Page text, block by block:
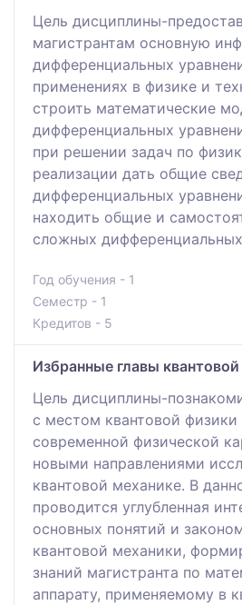
Цель дисциплины-
магистрантам основную
дифференциальных
применениях в физике и
строить математические
дифференциальных
при решении задач по
реализации дать общие
дифференциальных
находить общие и
сложных
Год обучения - 1
Семестр - 1
Кредитов - 5
Избранные главы
Цель дисциплины-
с местом квантовой
современной физической
новыми направлениями
квантовой механике. В
проводится углубленная
основных понятий и
квантовой механики,
знаний магистранта по
аппарату, применяемому в